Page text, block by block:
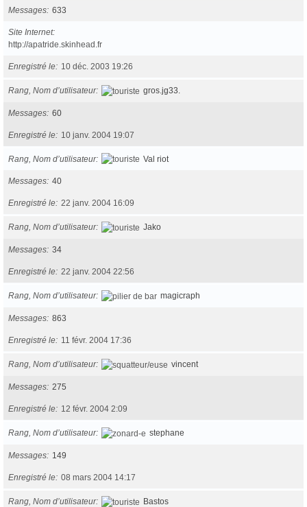
Messages 633
Site Internet
http://apatride.skinhead.fr
Enregistré le 10 déc. 2003 19:26
Rang, Nom d’utilisateur gros.jg33.
Messages 60
Enregistré le 10 janv. 2004 19:07
Rang, Nom d’utilisateur Val riot
Messages 40
Enregistré le 22 janv. 2004 16:09
Rang, Nom d’utilisateur Jako
Messages 34
Enregistré le 22 janv. 2004 22:56
Rang, Nom d’utilisateur magicraph
Messages 863
Enregistré le 11 févr. 2004 17:36
Rang, Nom d’utilisateur vincent
Messages 275
Enregistré le 12 févr. 2004 2:09
Rang, Nom d’utilisateur stephane
Messages 149
Enregistré le 08 mars 2004 14:17
Rang, Nom d’utilisateur Bastos